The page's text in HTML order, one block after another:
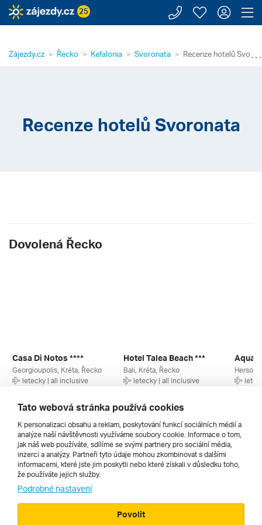
25 Zavolejte
Moje
⋯
Zájezdy.cz Řecko Kefalonia Svoronata Recenze hotelů
Recenze hotelů Svoronata
Dovolená Řecko
Casa Di Notos ****
Georgioupolis, Kréta, Řecko
letecky | all inclusive
19 680 Kč
Hotel Talea Beach ***
Bali, Kréta, Řecko
letecky | all inclusive
17 990 Kč
Všechny
Cestopisy
Tato webová stránka používá cookies
K personalizaci obsahu a reklam, poskytování funkcí sociálních médií a
analýze naší návštěvnosti využíváme soubory cookie. Informace o tom,
jak náš web používáte, sdílíme se svými partnery pro sociální média,
inzerci a analýzy. Partneři tyto údaje mohou zkombinovat s dalšími
informacemi, které jste jim poskytli nebo které získali v důsledku toho,
že používáte jejich služby.
Podrobné nastavení
Povolit